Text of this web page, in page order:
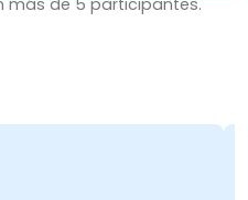
más de 5 participantes.